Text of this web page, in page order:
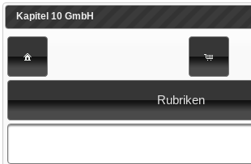
Kapitel 10 GmbH
Rubriken